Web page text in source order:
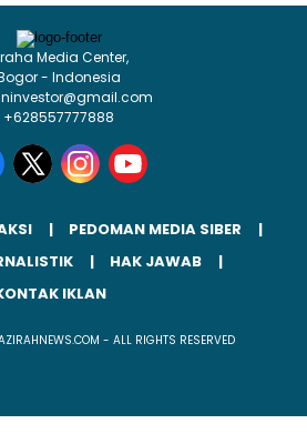
Media Center,
- Indonesia
+628557777888
PEDOMAN MEDIA SIBER
HAK JAWAB
IKLAN
- ALL RIGHTS RESERVED